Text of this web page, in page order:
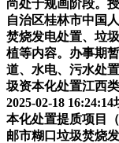
尚处于规画阶段。
自治区桂林市中国
焚烧发电处置、垃
植等内容。办事期
道、水电、污水处
圾资本化处置江西
2025-02-18
本化处置提质项目
邮市糊口垃圾焚烧